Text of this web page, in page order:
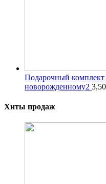
Подарочный
новорожденному2
Хиты продаж